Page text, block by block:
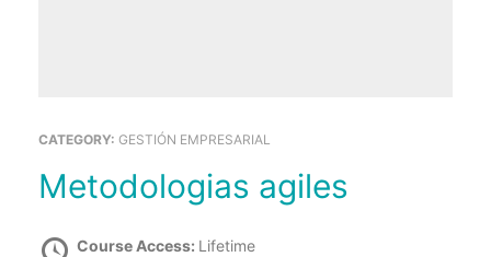
CATEGORY: GESTIÓN EMPRESARIAL
Metodologias agiles
Course Access: Lifetime